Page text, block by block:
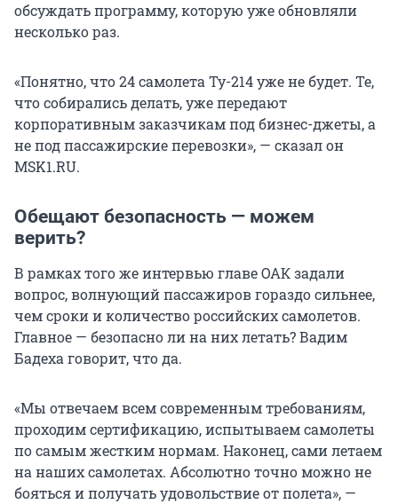
обсуждать программу, которую уже обновляли
несколько раз.
«Понятно, что 24 самолета Ту-214 уже не будет. Те,
что собирались делать, уже передают
корпоративным заказчикам под бизнес-джеты, а
не под пассажирские перевозки», — сказал он
MSK1.RU.
Обещают безопасность — можем
верить?
В рамках того же интервью главе ОАК задали
вопрос, волнующий пассажиров гораздо сильнее,
чем сроки и количество российских самолетов.
Главное — безопасно ли на них летать? Вадим
Бадеха говорит, что да.
«Мы отвечаем всем современным требованиям,
проходим сертификацию, испытываем самолеты
по самым жестким нормам. Наконец, сами летаем
на наших самолетах. Абсолютно точно можно не
бояться и получать удовольствие от полета», —